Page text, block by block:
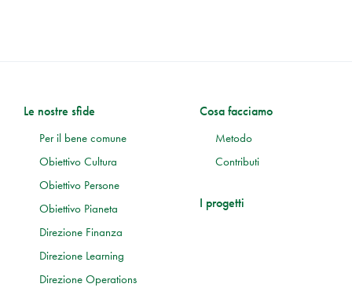
Le nostre sfide
Per il bene comune
Obiettivo Cultura
Obiettivo Persone
Obiettivo Pianeta
Direzione Finanza
Direzione Learning
Direzione Operations
Cosa facciamo
Metodo
Contributi
I progetti